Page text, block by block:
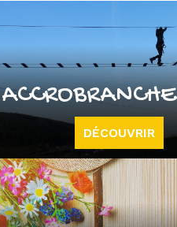
ACCROBRANCHE
DÉCOUVRIR